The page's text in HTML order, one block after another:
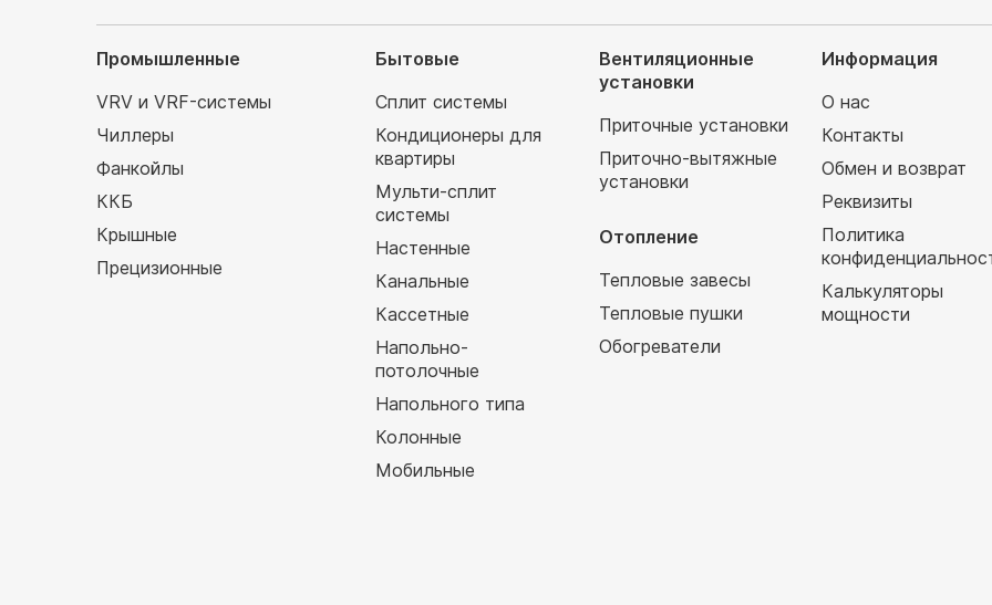
Промышленные
VRV и VRF-системы
Чиллеры
Фанкойлы
ККБ
Крышные
Прецизионные
Бытовые
Сплит системы
Кондиционеры для
квартиры
Мульти-сплит
системы
Настенные
Канальные
Кассетные
Напольно-
потолочные
Напольного типа
Колонные
Мобильные
Вентиляционные
установки
Приточные установки
Приточно-вытяжные
установки
Отопление
Тепловые завесы
Тепловые пушки
Обогреватели
Информация
О нас
Контакты
Обмен и возврат
Реквизиты
Политика
Калькуляторы
мощности